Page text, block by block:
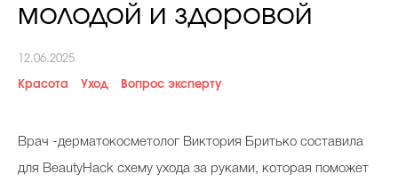
Вопрос эксперту
Папа может
молодой и здоровой
12.06.2025
Красота Уход Вопрос эксперту
Врач -дерматокосметолог Виктория Бритько составила
для BeautyHack схему ухода за руками, которая поможет